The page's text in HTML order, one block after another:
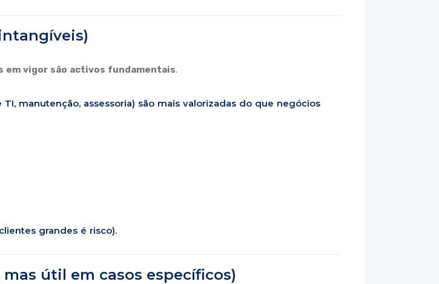
vigor são activos fundamentais.
manutenção, assessoria) são mais valorizadas do que negócios
grandes é risco).
útil em casos específicos)